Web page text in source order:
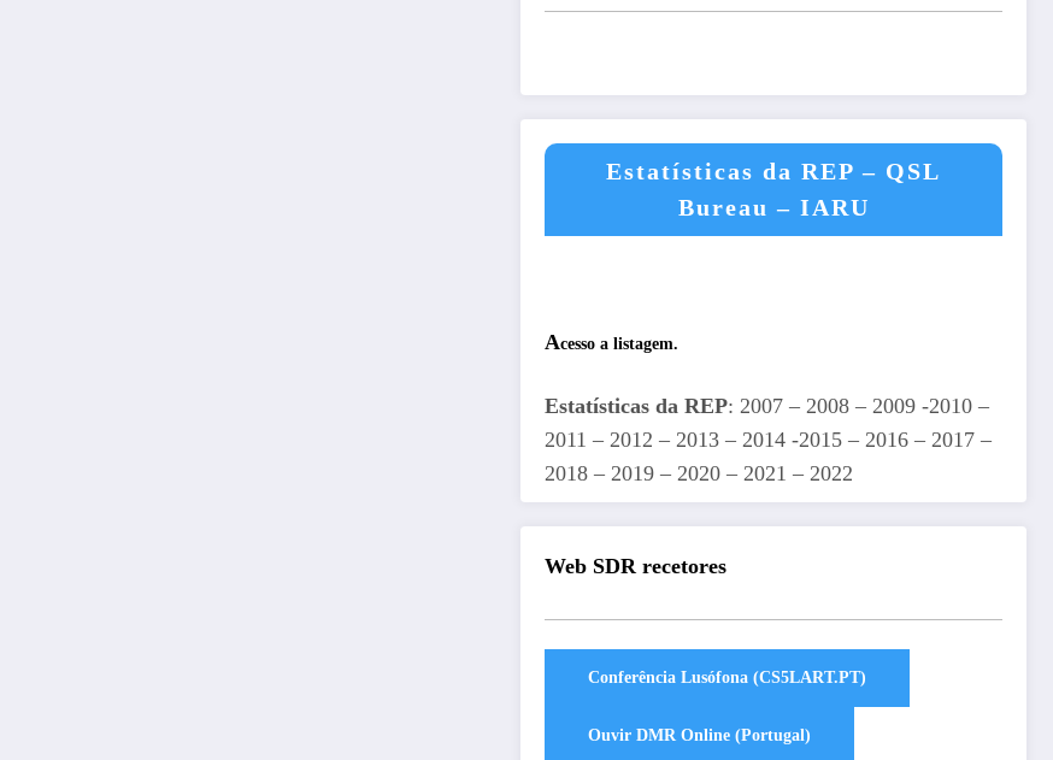
Estatísticas da REP – QSL
Bureau – IARU
Acesso a listagem.
Estatísticas da REP: 2007 – 2008 – 2009 -2010 –
2011 – 2012 – 2013 – 2014 -2015 – 2016 – 2017 –
2018 – 2019 – 2020 – 2021 – 2022
Web SDR recetores